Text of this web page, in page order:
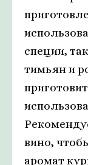
специи,
тимьян и
вино,
аромат